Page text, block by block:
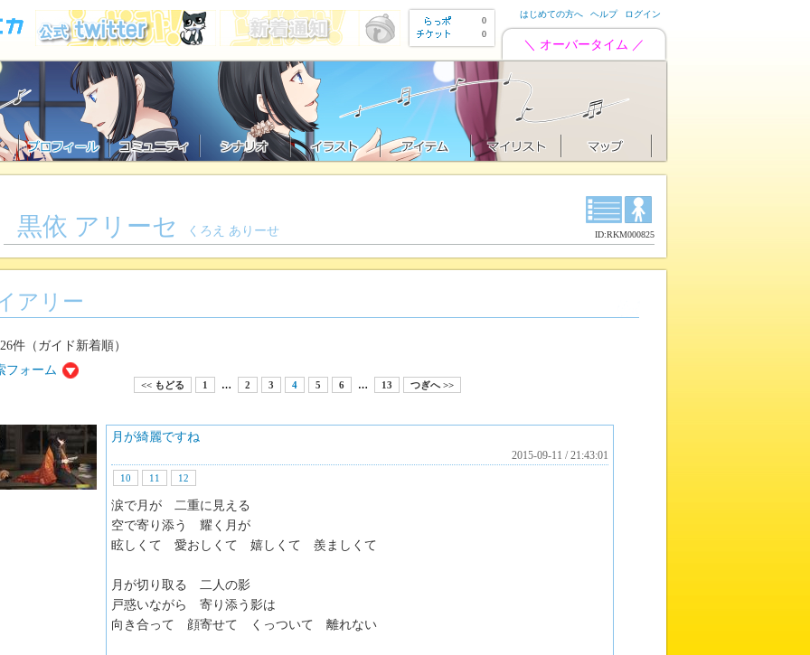
0
0
はじめての方へ ヘルプ ログイン
＼ オーバータイム ／
黒依 アリーセ くろえ ありーせ ID:RKM000825
アリー
件（ガイド新着順）
フォーム
<< もどる 1 … 2 3 4 5 6 … 13 つぎへ >>
月が綺麗ですね
2015-09-11 / 21:43:01
10 11 12
涙で月が 二重に見える
空で寄り添う 耀く月が
眩しくて 愛おしくて 嬉しくて 羨ましくて
月が切り取る 二人の影
戸惑いながら 寄り添う影は
向き合って 顔寄せて くっついて 離れない